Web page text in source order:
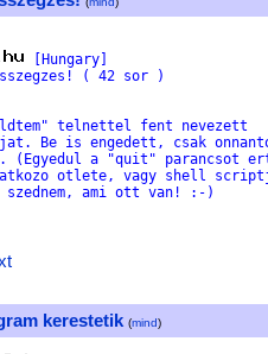
[Hungary]
( 42 sor )
telnettel fent nevezett
Be is engedett, csak
a "quit" parancsot
otlete, vagy shell
ami ott van! :-)
kerestetik (mind)